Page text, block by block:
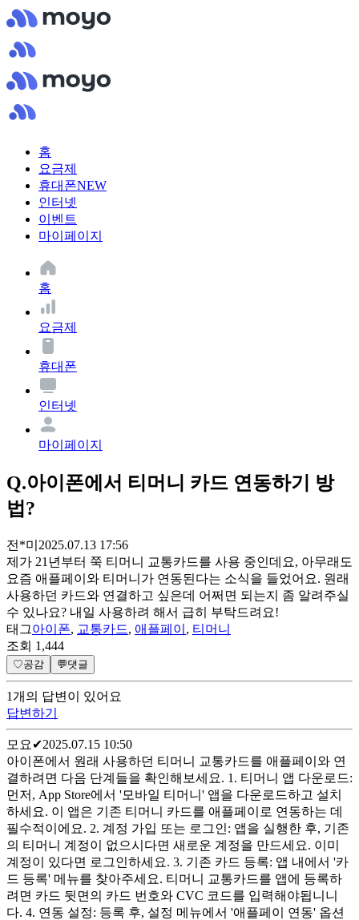
홈
요금제
휴대폰NEW
인터넷
이벤트
마이페이지
홈
요금제
휴대폰
인터넷
마이페이지
Q.아이폰에서 티머니 카드 연동하기 방
법?
전*미 2025.07.13 17:56
제가 21년부터 쭉 티머니 교통카드를 사용 중인데요, 아무래도
요즘 애플페이와 티머니가 연동된다는 소식을 들었어요. 원래
사용하던 카드와 연결하고 싶은데 어쩌면 되는지 좀 알려주실
수 있나요? 내일 사용하려 해서 급히 부탁드려요!
태그아이폰, 교통카드, 애플페이 , 티머니
조회 1,444
♡공감 💬댓글
1개 의 답변이 있어요
답변하기
모요 ✔2025.07.15 10:50
아이폰에서 원래 사용하던 티머니 교통카드를 애플페이와 연
결하려면 다음 단계들을 확인해보세요. 1. 티머니 앱 다운로드:
먼저, App Store에서 '모바일 티머니' 앱을 다운로드하고 설치
하세요. 이 앱은 기존 티머니 카드를 애플페이로 연동하는 데
필수적이에요. 2. 계정 가입 또는 로그인: 앱을 실행한 후, 기존
의 티머니 계정이 없으시다면 새로운 계정을 만드세요. 이미
계정이 있다면 로그인하세요. 3. 기존 카드 등록: 앱 내에서 '카
드 등록' 메뉴를 찾아주세요. 티머니 교통카드를 앱에 등록하
려면 카드 뒷면의 카드 번호와 CVC 코드를 입력해야됩니니
다. 4. 연동 설정: 등록 후, 설정 메뉴에서 '애플페이 연동' 옵션